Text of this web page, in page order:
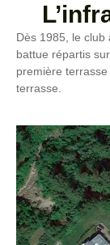
Dès 1985, le
battue répartis
première
terrasse.